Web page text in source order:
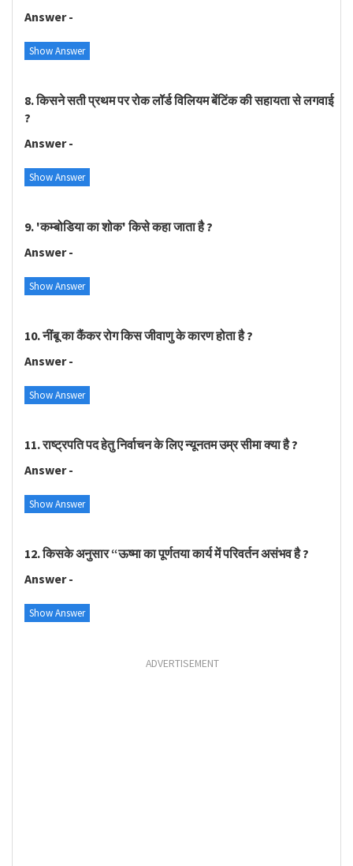
Answer -
Show Answer
8. किसने सती प्रथम पर रोक लॉर्ड विलियम बेंटिंक की सहायता से लगवाई
?
Answer -
Show Answer
9. 'कम्बोडिया का शोक' किसे कहा जाता है ?
Answer -
Show Answer
10. नींबू का कैंकर रोग किस जीवाणु के कारण होता है ?
Answer -
Show Answer
11. राष्ट्रपति पद हेतु निर्वाचन के लिए न्यूनतम उम्र सीमा क्या है ?
Answer -
Show Answer
12. किसके अनुसार “ऊष्मा का पूर्णतया कार्य में परिवर्तन असंभव है ?
Answer -
Show Answer
ADVERTISEMENT